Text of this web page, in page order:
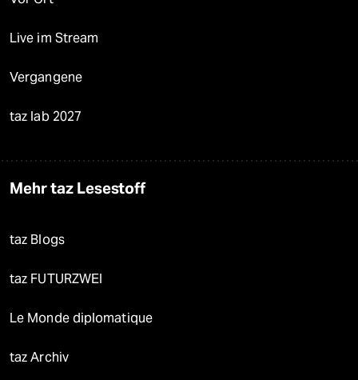
Live im Stream
Vergangene
taz lab 2027
Mehr taz Lesestoff
taz Blogs
taz FUTURZWEI
Le Monde diplomatique
taz Archiv